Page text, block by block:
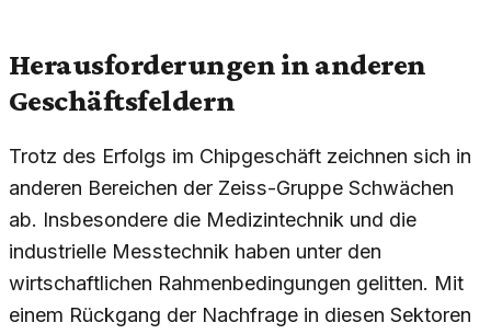
Herausforderungen in anderen
Geschäftsfeldern
Trotz des Erfolgs im Chipgeschäft zeichnen sich in
anderen Bereichen der Zeiss-Gruppe Schwächen
ab. Insbesondere die Medizintechnik und die
industrielle Messtechnik haben unter den
wirtschaftlichen Rahmenbedingungen gelitten. Mit
einem Rückgang der Nachfrage in diesen Sektoren